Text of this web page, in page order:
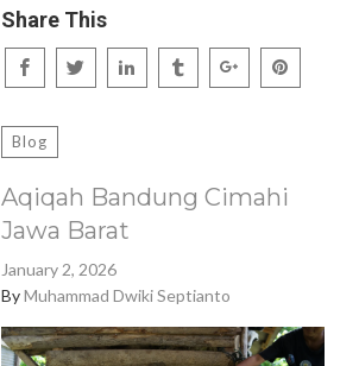
Share This
Blog
Aqiqah Bandung Cimahi
Jawa Barat
January 2, 2026
ByMuhammad Dwiki Septianto